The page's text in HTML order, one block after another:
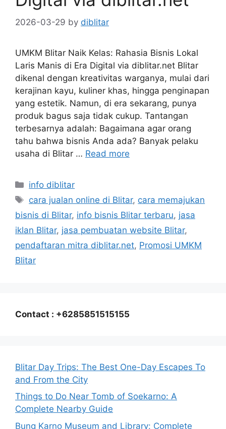
2026-03-29 by diblitar
UMKM Blitar Naik Kelas: Rahasia Bisnis Lokal
Laris Manis di Era Digital via diblitar.net Blitar
dikenal dengan kreativitas warganya, mulai dari
kerajinan kayu, kuliner khas, hingga penginapan
yang estetik. Namun, di era sekarang, punya
produk bagus saja tidak cukup. Tantangan
terbesarnya adalah: Bagaimana agar orang
tahu bahwa bisnis Anda ada? Banyak pelaku
usaha di Blitar … Read more
Categories
info diblitar
Tags
cara jualan online di Blitar, cara memajukan
bisnis di Blitar, info bisnis Blitar terbaru, jasa
iklan Blitar, jasa pembuatan website Blitar,
pendaftaran mitra diblitar.net, Promosi UMKM
Blitar
Contact : +6285851515155
Blitar Day Trips: The Best One-Day Escapes To
and From the City
Things to Do Near Tomb of Soekarno: A
Complete Nearby Guide
Bung Karno Museum and Library: Complete